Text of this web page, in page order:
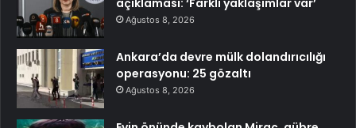
Ağustos 8, 2026
Ankara’da devre mülk dolandırıcılığı
operasyonu: 25 gözaltı
Ağustos 8, 2026